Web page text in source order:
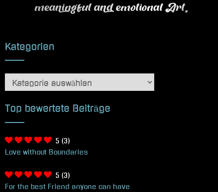
meaningful and emotional Art.
Kategorien
Kategorien
Top bewertete Beiträge
5 (3)
Love without Boundaries
5 (3)
For the best Friend anyone can have